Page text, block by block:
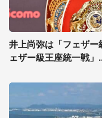
井上尚弥は「フェザ
ェザー級王座統一戦